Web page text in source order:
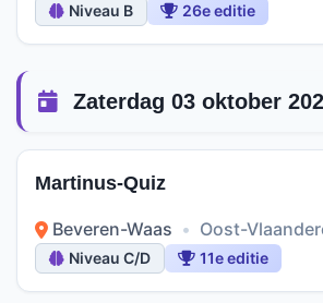
Niveau B 26e editie
Zaterdag 03 oktober
Martinus-Quiz
Beveren-Waas • Oost-
Niveau C/D 11e editie